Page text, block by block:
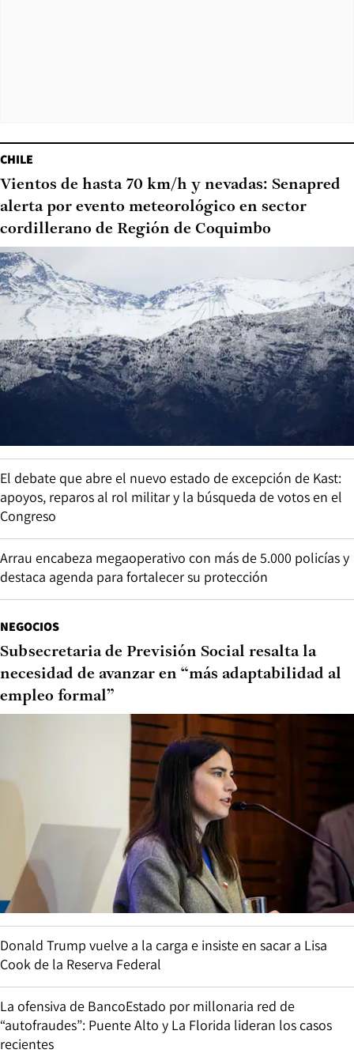
CHILE
Vientos de hasta 70 km/h y nevadas: Senapred
alerta por evento meteorológico en sector
cordillerano de Región de Coquimbo
El debate que abre el nuevo estado de excepción de Kast:
apoyos, reparos al rol militar y la búsqueda de votos en el
Congreso
Arrau encabeza megaoperativo con más de 5.000 policías y
destaca agenda para fortalecer su protección
NEGOCIOS
Subsecretaria de Previsión Social resalta la
necesidad de avanzar en “más adaptabilidad al
empleo formal”
Donald Trump vuelve a la carga e insiste en sacar a Lisa
Cook de la Reserva Federal
La ofensiva de BancoEstado por millonaria red de
“autofraudes”: Puente Alto y La Florida lideran los casos
recientes